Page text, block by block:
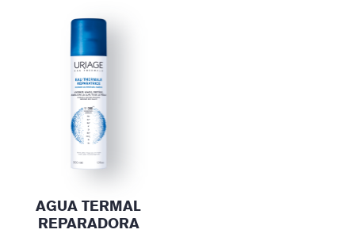
AGUA TERMAL
REPARADORA